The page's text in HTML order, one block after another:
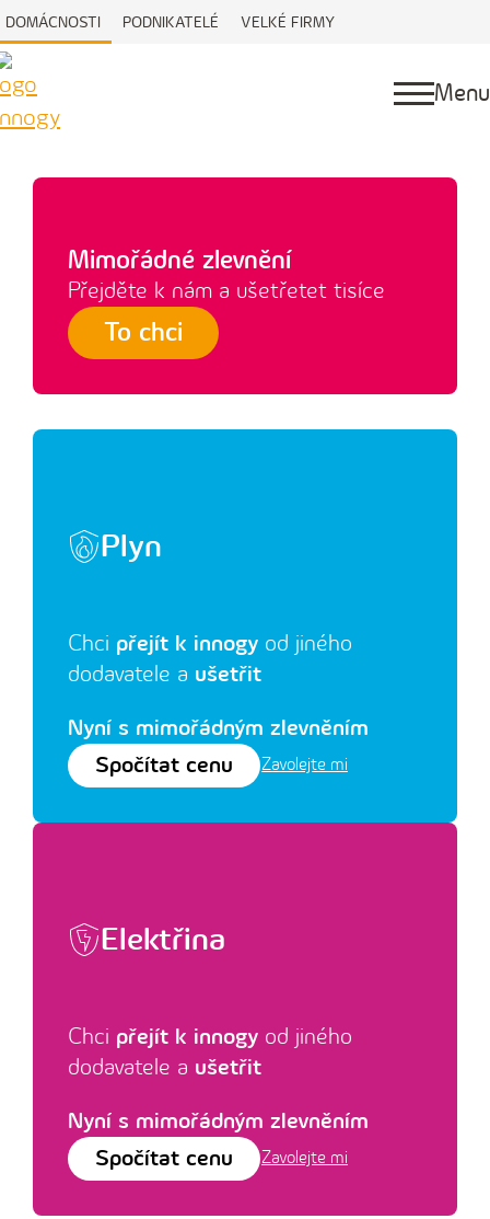
DOMÁCNOSTI PODNIKATELÉ VELKÉ FIRMY
Menu
Mimořádné zlevnění
Přejděte k ‍nám a ušetřetet tisíce
To chci
Plyn
Chci přejít k innogy od jiného
dodavatele a ušetřit
Nyní s mimořádným zlevněním
Spočítat cenu
Zavolejte mi
Elektřina
Chci přejít k innogy od jiného
dodavatele a ušetřit
Nyní s mimořádným zlevněním
Spočítat cenu
Zavolejte mi